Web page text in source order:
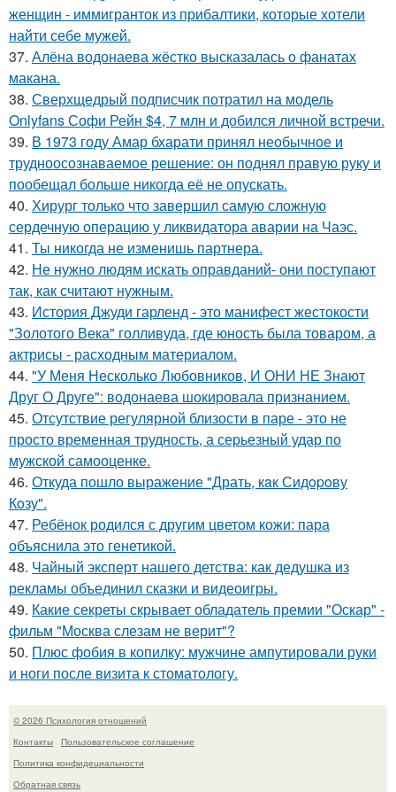
женщин - иммигранток из прибалтики, которые хотели
найти себе мужей.
37. Алёна водонаева жёстко высказалась о фанатах
макана.
38. Сверхщедрый подписчик потратил на модель
Onlyfans Софи Рейн $4, 7 млн и добился личной встречи.
39. В 1973 году Амар бхарати принял необычное и
трудноосознаваемое решение: он поднял правую руку и
пообещал больше никогда её не опускать.
40. Хирург только что завершил самую сложную
сердечную операцию у ликвидатора аварии на Чаэс.
41. Ты никогда не изменишь партнера.
42. Не нужно людям искать оправданий- они поступают
так, как считают нужным.
43. История Джуди гарленд - это манифест жестокости
"Золотого Века" голливуда, где юность была товаром, а
актрисы - расходным материалом.
44. "У Меня Несколько Любовников, И ОНИ НЕ Знают
Друг О Друге": водонаева шокировала признанием.
45. Отсутствие регулярной близости в паре - это не
просто временная трудность, а серьезный удар по
мужской самооценке.
46. Откуда пошло выражение "Драть, кaк Сидopoву
Кoзу".
47. Ребёнок родился с другим цветом кожи: пара
объяснила это генетикой.
48. Чайный эксперт нашего детства: как дедушка из
рекламы объединил сказки и видеоигры.
49. Какие секреты скрывает обладатель премии "Оскар" -
фильм "Москва слезам не верит"?
50. Плюс фобия в копилку: мужчине ампутировали руки
и ноги после визита к стоматологу.
© 2026 Психология отношений
Контакты
Пользовательское соглашение
Политика конфидециальности
Обратная связь